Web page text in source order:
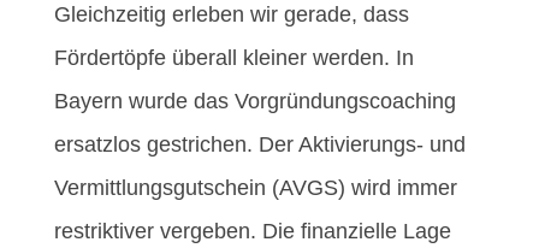
Gleichzeitig erleben wir gerade, dass
Fördertöpfe überall kleiner werden. In
Bayern wurde das Vorgründungscoaching
ersatzlos gestrichen. Der Aktivierungs- und
Vermittlungsgutschein (AVGS) wird immer
restriktiver vergeben. Die finanzielle Lage